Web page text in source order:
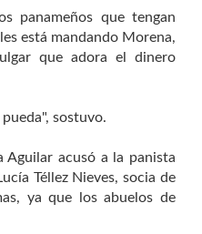
panameños que tengan
está mandando Morena,
que adora el dinero
sostuvo.
Aguilar acusó a la panista
Téllez Nieves, socia de
ya que los abuelos de